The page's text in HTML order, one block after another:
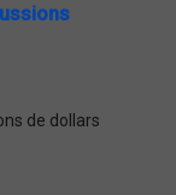
de dollars